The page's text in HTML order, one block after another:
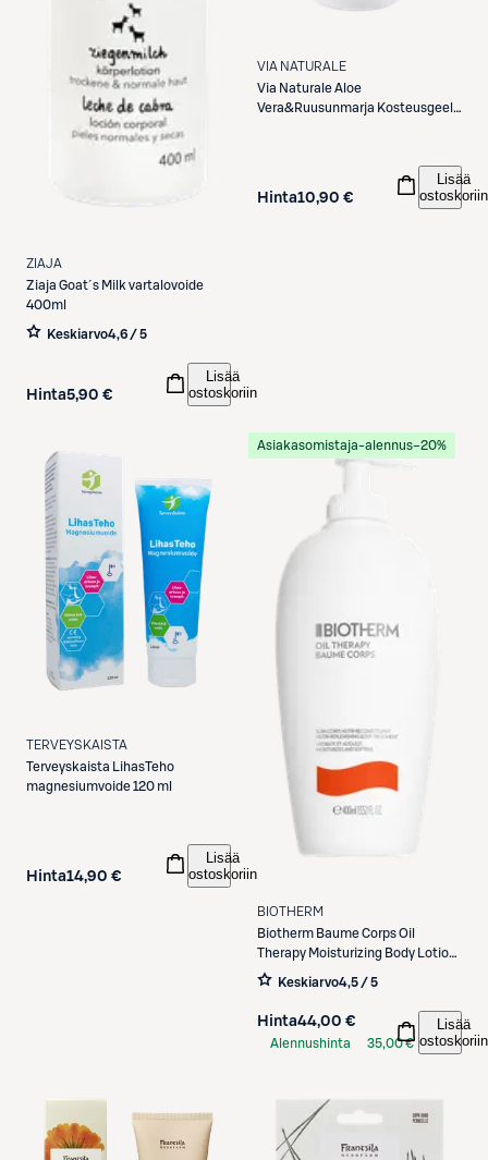
ZIAJA
Ziaja Goat´s Milk vartalovoide
400ml
Keskiarvo4,6 / 5
Hinta5,90 €
Lisää
ostoskoriin
VIA NATURALE
Via NaturaleAloe
Vera&Ruusunmarja Kosteusgeeli
Hinta10,90 €
Lisää
ostoskoriin
TERVEYSKAISTA
Terveyskaista
LihasTeho
magnesiumvoide 120 ml
Hinta14,90 €
Lisää
ostoskoriin
Asiakasomistaja-alennus−20%
BIOTHERM
Biotherm Baume Corps Oil
Therapy Moisturizing Body Lotion
vartalovoide 400 ml
Keskiarvo4,5 / 5
Hinta44,00 €
Alennushinta
35,00 €
Lisää
ostoskoriin